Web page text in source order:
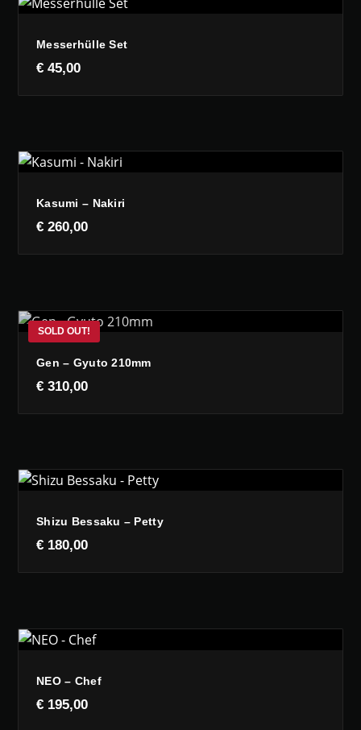
Messerhülle Set
€ 45,00
Kasumi – Nakiri
€ 260,00
Gen – Gyuto 210mm
€ 310,00
Shizu Bessaku – Petty
€ 180,00
NEO – Chef
€ 195,00